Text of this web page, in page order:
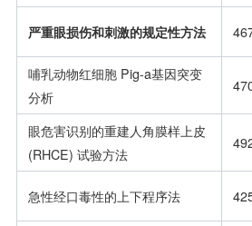
严重眼损伤和刺激的规定性方法
哺乳动物红细胞 Pig-a基因突变
分析
眼危害识别的重建人角膜样上皮
(RHCE) 试验方法
急性经口毒性的上下程序法